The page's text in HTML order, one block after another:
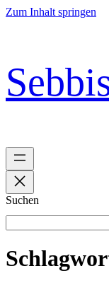
Zum Inhalt springen
Suchen